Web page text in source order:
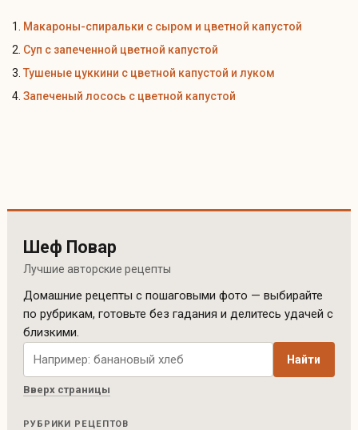
Макароны-спиральки с сыром и цветной капустой
Суп с запеченной цветной капустой
Тушеные цуккини с цветной капустой и луком
Запеченый лосось с цветной капустой
Шеф Повар
Лучшие авторские рецепты
Домашние рецепты с пошаговыми фото — выбирайте
по рубрикам, готовьте без гадания и делитесь удачей с
близкими.
Поиск рецептов по сайту
Найти
Вверх страницы
РУБРИКИ РЕЦЕПТОВ